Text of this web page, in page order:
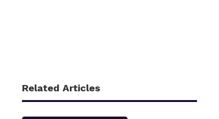
Related Articles